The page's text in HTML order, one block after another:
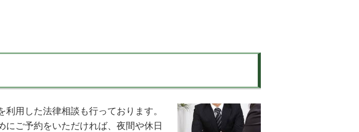
用した法律相談も行っております。
にご予約をいただければ、夜間や休日